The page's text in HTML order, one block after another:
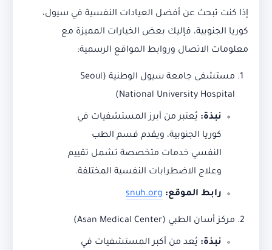
إذا كنت تبحث عن أفضل العيادات النفسية في سيول،
كوريا الجنوبية، فإليك بعض الخيارات المميزة مع
معلومات الاتصال وروابط المواقع الرسمية:
مستشفى جامعة سيول الوطنية (Seoul
National University Hospital)
نبذة: يُعتبر من أبرز المستشفيات في
كوريا الجنوبية، ويقدم قسم الطب
النفسي خدمات متخصصة تشمل تقييم
وعلاج الاضطرابات النفسية المختلفة.
رابط الموقع: snuh.org
مركز أسان الطبي (Asan Medical Center)
نبذة: يُعد من أكبر المستشفيات في